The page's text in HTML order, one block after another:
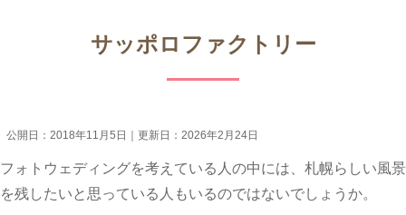
サッポロファクトリー
公開日： 2018年11月5日 ｜更新日： 2026年2月24日
フォトウェディングを考えている人の中には、札幌らしい風景
を残したいと思っている人もいるのではないでしょうか。